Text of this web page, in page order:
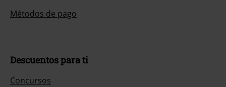
Métodos de pago
Descuentos para ti
Concursos